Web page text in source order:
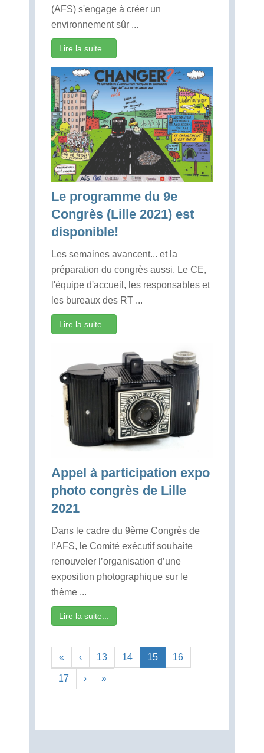
(AFS) s'engage à créer un
environnement sûr ...
Lire la suite...
Le programme du 9e
Congrès (Lille 2021) est
disponible!
Les semaines avancent... et la
préparation du congrès aussi. Le CE,
l'équipe d'accueil, les responsables et
les bureaux des RT ...
Lire la suite...
Appel à participation expo
photo congrès de Lille
2021
Dans le cadre du 9ème Congrès de
l’AFS, le Comité exécutif souhaite
renouveler l’organisation d’une
exposition photographique sur le
thème ...
Lire la suite...
« ‹ 13 14 15 16
17 › »